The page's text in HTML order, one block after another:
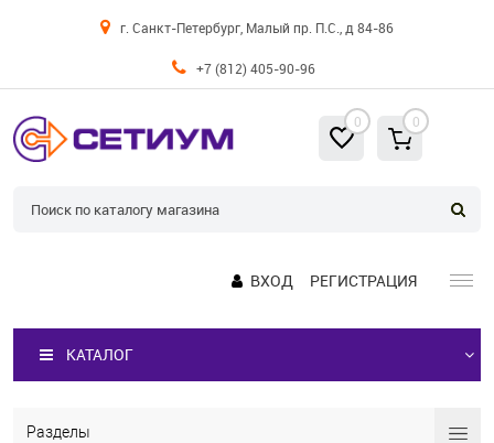
г. Санкт-Петербург, Малый пр. П.С., д 84-86
+7 (812) 405-90-96
0 0
ВХОД РЕГИСТРАЦИЯ
КАТАЛОГ
Разделы